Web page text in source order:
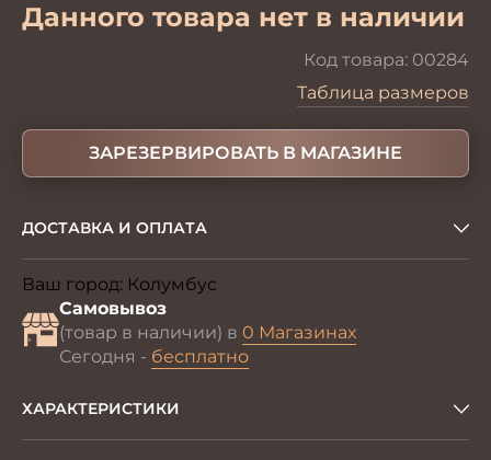
Данного товара нет в наличии
Код товара: 00284
Таблица размеров
ЗАРЕЗЕРВИРОВАТЬ В МАГАЗИНЕ
ДОСТАВКА И ОПЛАТА
Ваш город: Колумбус
Самовывоз
(товар в наличии) в 0 Магазинах
Сегодня - бесплатно
ХАРАКТЕРИСТИКИ